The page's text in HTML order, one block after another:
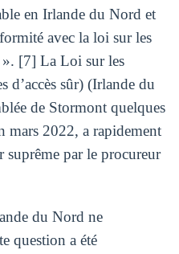
en Irlande du Nord et
avec la loi sur les
». [7] La Loi sur les
d’accès sûr) (Irlande du
de Stormont quelques
mars 2022, a rapidement
suprême par le procureur
du Nord ne
question a été